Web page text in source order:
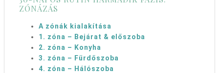
ZÓNÁZÁS
A zónák kialakítása
1. zóna – Bejárat & előszoba
2. zóna – Konyha
3. zóna – Fürdőszoba
4. zóna – Hálószoba